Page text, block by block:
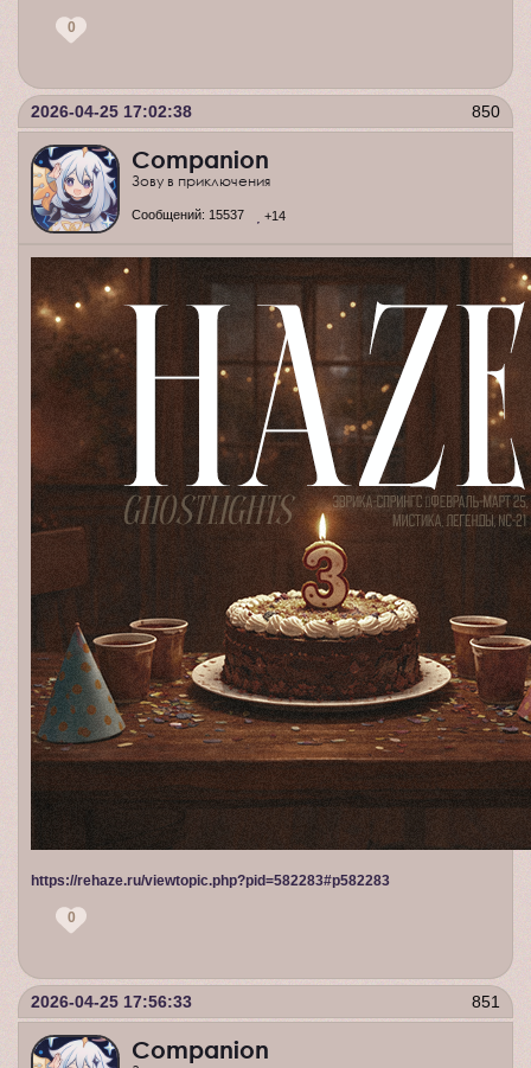
0
850
2026-04-25 17:02:38
Companion
Зову в приключения
Сообщений: 15537 +14
https://rehaze.ru/viewtopic.php?pid=582283#p582283
0
851
2026-04-25 17:56:33
Companion